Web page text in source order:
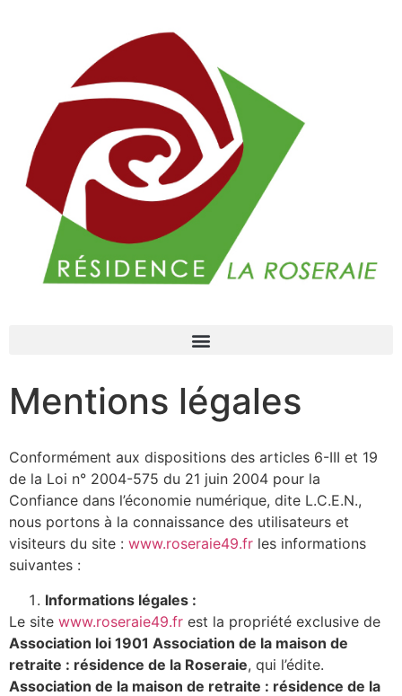
Mentions légales
Conformément aux dispositions des articles 6-III et 19
de la Loi n° 2004-575 du 21 juin 2004 pour la
Confiance dans l’économie numérique, dite L.C.E.N.,
nous portons à la connaissance des utilisateurs et
visiteurs du site : www.roseraie49.fr les informations
suivantes :
Informations légales :
Le site www.roseraie49.fr est la propriété exclusive de
Association loi 1901 Association de la maison de
retraite : résidence de la Roseraie, qui l’édite.
Association de la maison de retraite : résidence de la